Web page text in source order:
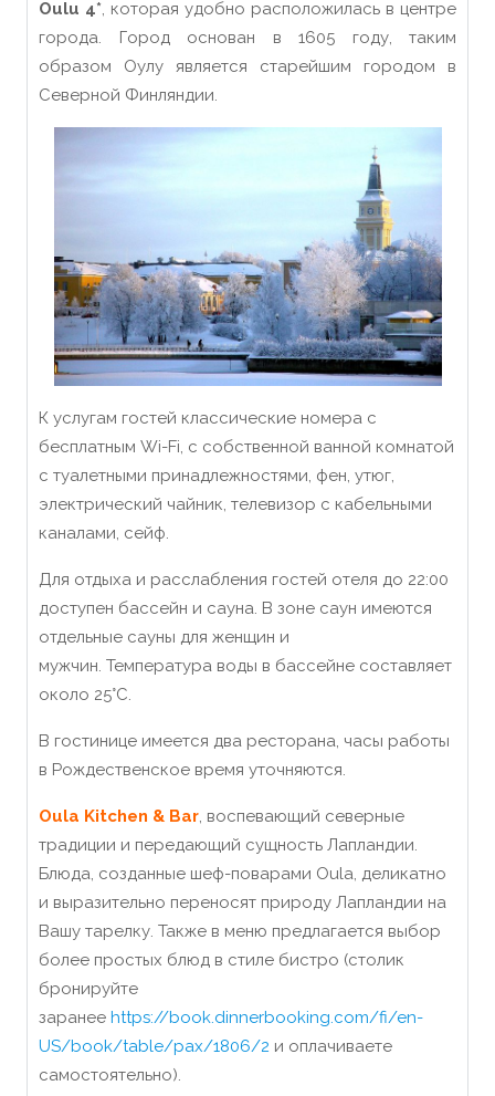
Oulu 4*, которая удобно расположилась в центре
города. Город основан в 1605 году, таким
образом Оулу является старейшим городом в
Северной Финляндии.
К услугам гостей классические номера с
бесплатным Wi-Fi, с собственной ванной комнатой
с туалетными принадлежностями, фен, утюг,
электрический чайник, телевизор с кабельными
каналами, сейф.
Для отдыха и расслабления гостей отеля до 22:00
доступен бассейн и сауна. В зоне саун имеются
отдельные сауны для женщин и
мужчин. Температура воды в бассейне составляет
около 25°C.
В гостинице имеется два ресторана, часы работы
в Рождественское время уточняются.
Oula Kitchen & Bar, воспевающий северные
традиции и передающий сущность Лапландии.
Блюда, созданные шеф-поварами Oula, деликатно
и выразительно переносят природу Лапландии на
Вашу тарелку. Также в меню предлагается выбор
более простых блюд в стиле бистро (столик
бронируйте
заранее https://book.dinnerbooking.com/fi/en-
US/book/table/pax/1806/2 и оплачиваете
самостоятельно).